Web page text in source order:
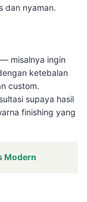
dan nyaman.
misalnya ingin
ketebalan
custom.
supaya hasil
finishing yang
Modern